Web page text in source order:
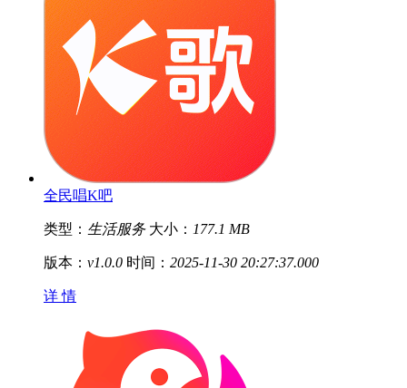
全民唱K吧
类型： 生活服务 大小： 177.1 MB
版本： v1.0.0 时间： 2025-11-30 20:27:37.000
详 情